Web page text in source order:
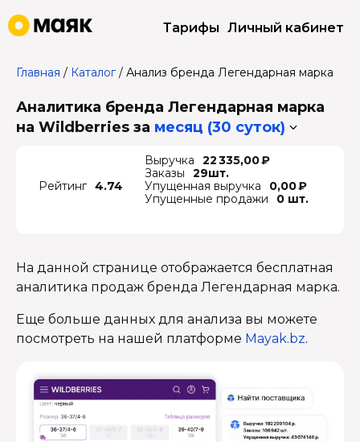
Тарифы Личный кабинет
Главная / Каталог/ Анализ бренда Легендарная марка
Аналитика бренда Легендарная марка
на Wildberries за месяц (30 суток)
Рейтинг 4.74
Выручка
22 335,00 ₽
Заказы
29шт.
Упущенная выручка
0,00 ₽
Упущенные продажи
0 шт.
На данной странице отображается бесплатная
аналитика продаж бренда Легендарная марка.
Еще больше данных для анализа вы можете
посмотреть на нашей платформе Mayak.bz.